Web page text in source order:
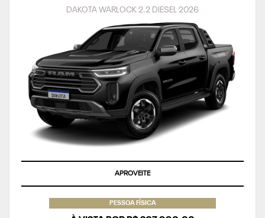
DAKOTA WARLOCK 2.2 DIESEL 2026
APROVEITE
PESSOA FÍSICA